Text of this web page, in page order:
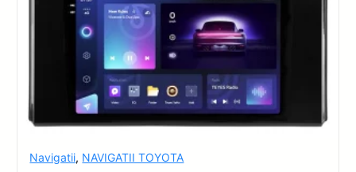
Navigatii, NAVIGATII TOYOTA